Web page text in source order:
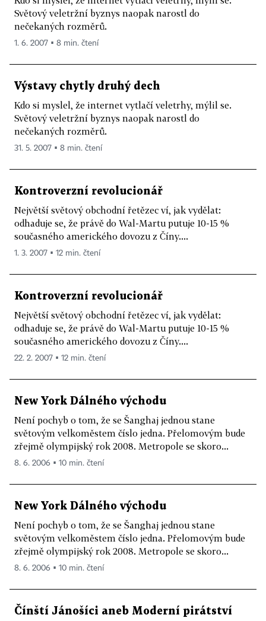
Světový veletržní byznys naopak narostl do
nečekaných rozměrů.
1. 6. 2007 ▪ 8 min. čtení
Výstavy chytly druhý dech
Kdo si myslel, že internet vytlačí veletrhy, mýlil se.
Světový veletržní byznys naopak narostl do
nečekaných rozměrů.
31. 5. 2007 ▪ 8 min. čtení
Kontroverzní revolucionář
Největší světový obchodní řetězec ví, jak vydělat:
odhaduje se, že právě do Wal-Martu putuje 10-15 %
současného amerického dovozu z Číny....
1. 3. 2007 ▪ 12 min. čtení
Kontroverzní revolucionář
Největší světový obchodní řetězec ví, jak vydělat:
odhaduje se, že právě do Wal-Martu putuje 10-15 %
současného amerického dovozu z Číny....
22. 2. 2007 ▪ 12 min. čtení
New York Dálného východu
Není pochyb o tom, že se Šanghaj jednou stane
světovým velkoměstem číslo jedna. Přelomovým bude
zřejmě olympijský rok 2008. Metropole se skoro...
8. 6. 2006 ▪ 10 min. čtení
New York Dálného východu
Není pochyb o tom, že se Šanghaj jednou stane
světovým velkoměstem číslo jedna. Přelomovým bude
zřejmě olympijský rok 2008. Metropole se skoro...
8. 6. 2006 ▪ 10 min. čtení
Čínští Jánošíci aneb Moderní pirátství